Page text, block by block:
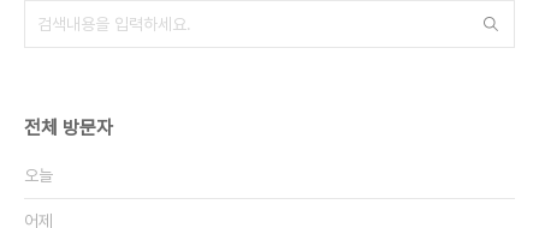
전체 방문자
오늘
어제